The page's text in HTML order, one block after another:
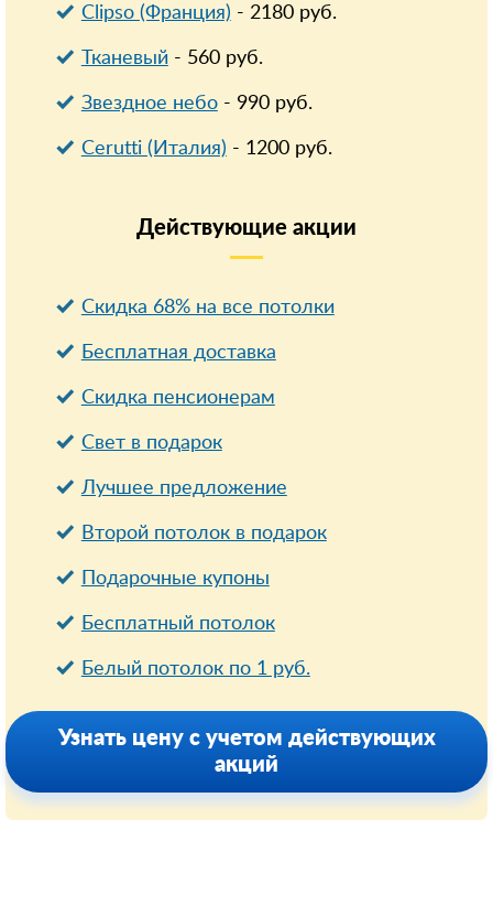
Clipso (Франция) - 2180руб.
Тканевый- 560руб.
Звездное небо- 990руб.
Cerutti (Италия) - 1200руб.
Действующие акции
Скидка 68% на все потолки
Бесплатная доставка
Cкидка пенсионерам
Свет в подарок
Лучшее предложение
Второй потолок в подарок
Подарочные купоны
Бесплатный потолок
Белый потолок по 1 руб.
Узнать цену с учетом действующих
акций